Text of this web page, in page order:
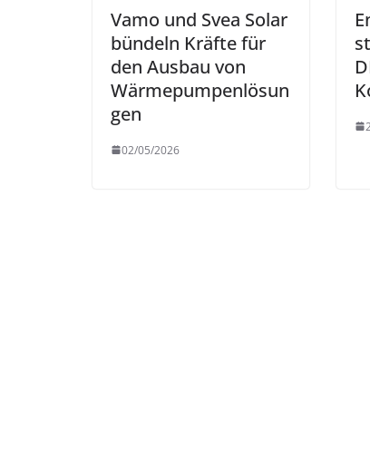
Vamo und Svea Solar
bündeln Kräfte für
den Ausbau von
Wärmepumpenlösun
gen
02/05/2026